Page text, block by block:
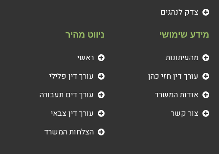
ניווט מהיר
ראשי
עורך דין פלילי
עורך דים תעבורה
עורך דין צבאי
הצלחות המשרד
מידע שימושי
מהעיתונות
עורך דין חזי כהן
אודות המשרד
צור קשר
צדק לנהגים